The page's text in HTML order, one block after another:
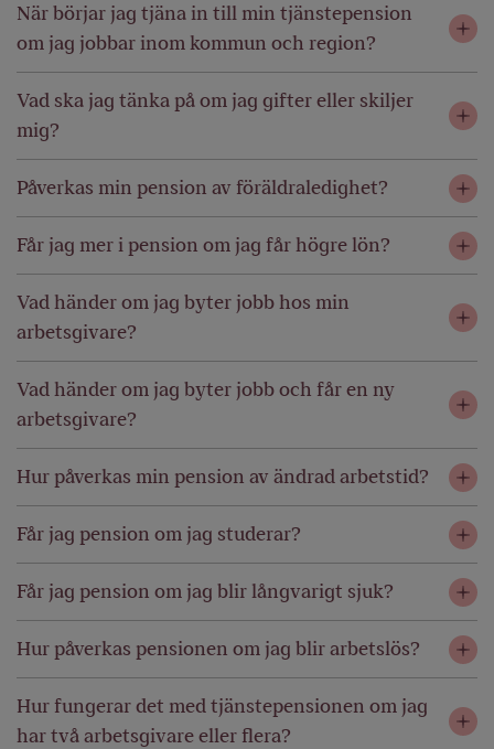
När börjar jag tjäna in till min tjänstepension
om jag jobbar inom kommun och region?
Vad ska jag tänka på om jag gifter eller skiljer
mig?
Påverkas min pension av föräldraledighet?
Får jag mer i pension om jag får högre lön?
Vad händer om jag byter jobb hos min
arbetsgivare?
Vad händer om jag byter jobb och får en ny
arbetsgivare?
Hur påverkas min pension av ändrad arbetstid?
Får jag pension om jag studerar?
Får jag pension om jag blir långvarigt sjuk?
Hur påverkas pensionen om jag blir arbetslös?
Hur fungerar det med tjänstepensionen om jag
har två arbetsgivare eller flera?